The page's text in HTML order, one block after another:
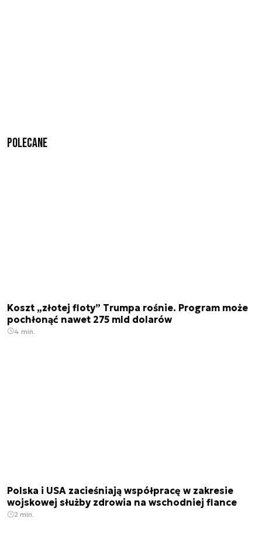
Polecane
Koszt „złotej floty” Trumpa rośnie. Program może
pochłonąć nawet 275 mld dolarów
4 min.
Polska i USA zacieśniają współpracę w zakresie
wojskowej służby zdrowia na wschodniej flance
2 min.